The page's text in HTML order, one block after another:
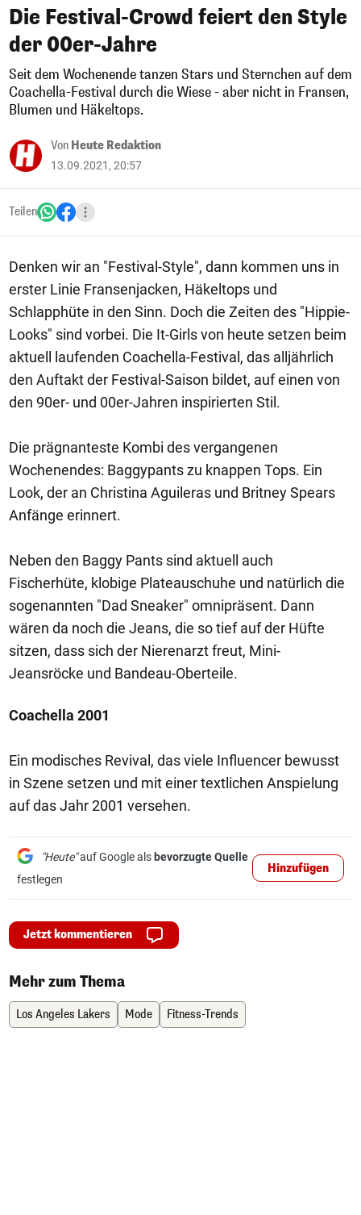
Die Festival-Crowd feiert den Style
der 00er-Jahre
Seit dem Wochenende tanzen Stars und Sternchen auf dem
Coachella-Festival durch die Wiese - aber nicht in Fransen,
Blumen und Häkeltops.
Von Heute Redaktion
13.09.2021, 20:57
Teilen
Denken wir an "Festival-Style", dann kommen uns in
erster Linie Fransenjacken, Häkeltops und
Schlapphüte in den Sinn. Doch die Zeiten des "Hippie-
Looks" sind vorbei. Die It-Girls von heute setzen beim
aktuell laufenden Coachella-Festival, das alljährlich
den Auftakt der Festival-Saison bildet, auf einen von
den 90er- und 00er-Jahren inspirierten Stil.
Die prägnanteste Kombi des vergangenen
Wochenendes: Baggypants zu knappen Tops. Ein
Look, der an Christina Aguileras und Britney Spears
Anfänge erinnert.
Neben den Baggy Pants sind aktuell auch
Fischerhüte, klobige Plateauschuhe und natürlich die
sogenannten "Dad Sneaker" omnipräsent. Dann
wären da noch die Jeans, die so tief auf der Hüfte
sitzen, dass sich der Nierenarzt freut, Mini-
Jeansröcke und Bandeau-Oberteile.
Coachella 2001
Ein modisches Revival, das viele Influencer bewusst
in Szene setzen und mit einer textlichen Anspielung
auf das Jahr 2001 versehen.
"Heute"auf Google als bevorzugte Quelle
festlegen
Hinzufügen
Jetzt kommentieren
Mehr zum Thema
Los Angeles Lakers Mode Fitness-Trends